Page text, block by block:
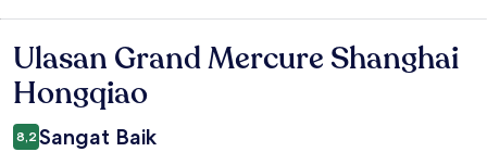
Ulasan
Ulasan Grand Mercure Shanghai
Hongqiao
8,2 Sangat Baik